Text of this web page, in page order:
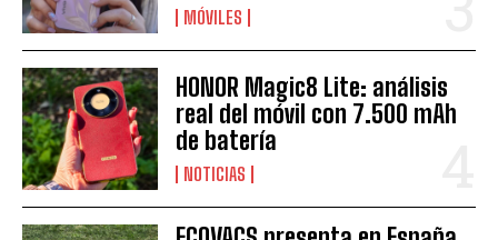
MÓVILES
HONOR Magic8 Lite: análisis
real del móvil con 7.500 mAh
de batería
NOTICIAS